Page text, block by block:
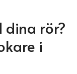
dina rör?
i